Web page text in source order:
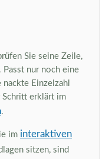
Sie seine Zeile,
nur noch eine
Einzelzahl
Schritt erklärt im
.
im interaktiven
sitzen, sind